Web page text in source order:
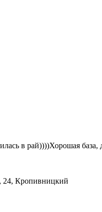
в рай))))Хорошая
24, Кропивницкий